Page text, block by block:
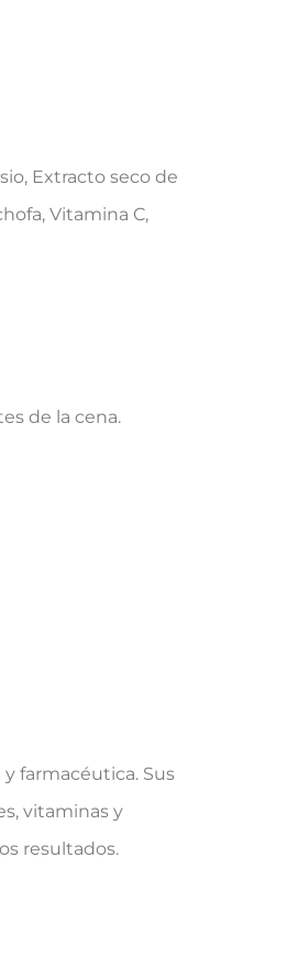
Extracto seco de
Vitamina C,
de la cena.
farmacéutica. Sus
vitaminas y
resultados.